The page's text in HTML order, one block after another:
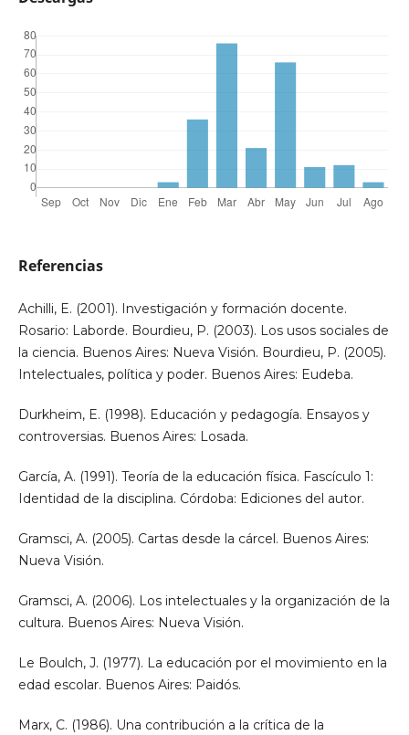
Referencias
Achilli, E. (2001). Investigación y formación docente.
Rosario: Laborde. Bourdieu, P. (2003). Los usos sociales de
la ciencia. Buenos Aires: Nueva Visión. Bourdieu, P. (2005).
Intelectuales, política y poder. Buenos Aires: Eudeba.
Durkheim, E. (1998). Educación y pedagogía. Ensayos y
controversias. Buenos Aires: Losada.
García, A. (1991). Teoría de la educación física. Fascículo 1:
Identidad de la disciplina. Córdoba: Ediciones del autor.
Gramsci, A. (2005). Cartas desde la cárcel. Buenos Aires:
Nueva Visión.
Gramsci, A. (2006). Los intelectuales y la organización de la
cultura. Buenos Aires: Nueva Visión.
Le Boulch, J. (1977). La educación por el movimiento en la
edad escolar. Buenos Aires: Paidós.
Marx, C. (1986). Una contribución a la crítica de la